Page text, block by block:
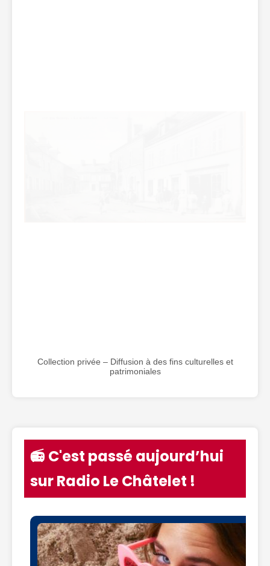
Collection privée – Diffusion à des fins culturelles et
patrimoniales
📻 C'est passé aujourd’hui
sur Radio Le Châtelet !